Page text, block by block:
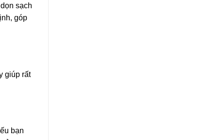
sạch
góp
giúp rất
bạn